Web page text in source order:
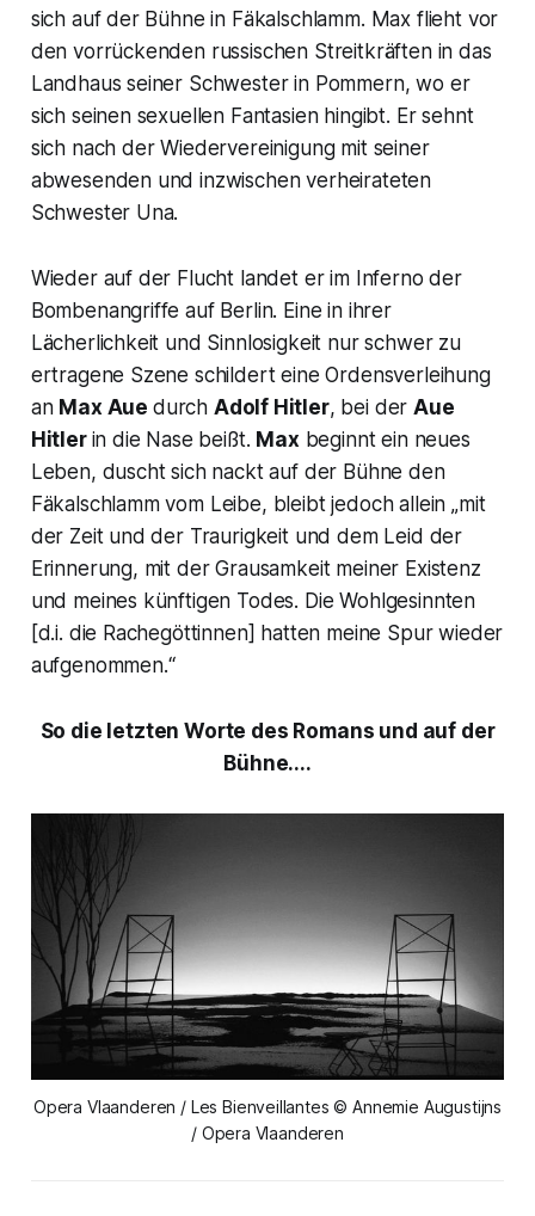
sich auf der Bühne in Fäkalschlamm. Max flieht vor
den vorrückenden russischen Streitkräften in das
Landhaus seiner Schwester in Pommern, wo er
sich seinen sexuellen Fantasien hingibt. Er sehnt
sich nach der Wiedervereinigung mit seiner
abwesenden und inzwischen verheirateten
Schwester Una.
Wieder auf der Flucht landet er im Inferno der
Bombenangriffe auf Berlin. Eine in ihrer
Lächerlichkeit und Sinnlosigkeit nur schwer zu
ertragene Szene schildert eine Ordensverleihung
an Max Aue durch Adolf Hitler, bei derAue
Hitler in die Nase beißt. Max beginnt ein neues
Leben, duscht sich nackt auf der Bühne den
Fäkalschlamm vom Leibe, bleibt jedoch allein „mit
der Zeit und der Traurigkeit und dem Leid der
Erinnerung, mit der Grausamkeit meiner Existenz
und meines künftigen Todes. Die Wohlgesinnten
[d.i. die Rachegöttinnen] hatten meine Spur wieder
aufgenommen.“
So die letzten Worte des Romans und auf der
Bühne....
Opera Vlaanderen / Les Bienveillantes © Annemie Augustijns
/ Opera Vlaanderen